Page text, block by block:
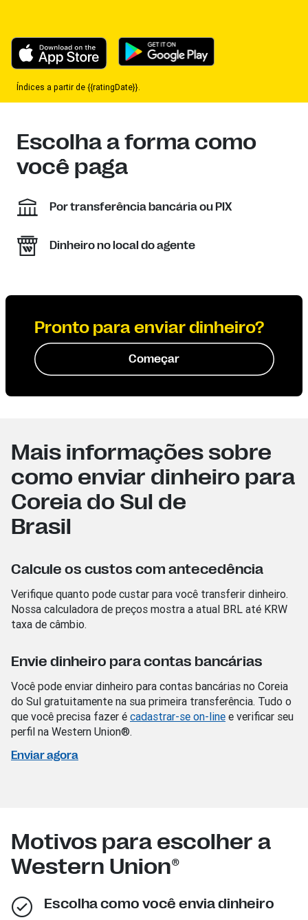
Índices a partir de {{ratingDate}}.
Escolha a forma como
você paga
Por transferência bancária ou PIX
Dinheiro no local do agente
Pronto para enviar dinheiro?
Começar
Mais informações sobre
como enviar dinheiro para
Coreia do Sul de
Brasil
Calcule os custos com antecedência
Verifique quanto pode custar para você transferir dinheiro.
Nossa calculadora de preços mostra a atual BRL até KRW
taxa de câmbio.
Envie dinheiro para contas bancárias
Você pode enviar dinheiro para contas bancárias no Coreia
do Sul gratuitamente na sua primeira transferência. Tudo o
que você precisa fazer é cadastrar-se on-line e verificar seu
perfil na Western Union®.
Enviar agora
Motivos para escolher a
Western Union®
Escolha como você envia dinheiro